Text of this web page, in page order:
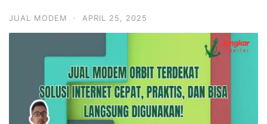
JUAL MODEM · APRIL 25, 2025